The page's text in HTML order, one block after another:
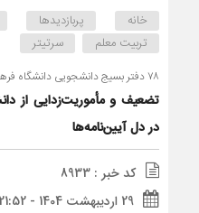
خانه پربازدیدها
تربیت معلم
سرتیتر
۷۸ دفتر بسیج دانشجویی دانشگاه فرهنگیان در نامه‌ای خطاب به رئیس‌جمهور؛
تضعیف و مأموریت‌زدایی از
در دل آیین‌نامه‌ها
کد خبر : 8933
29 اردیبهشت 1404 - 21:52